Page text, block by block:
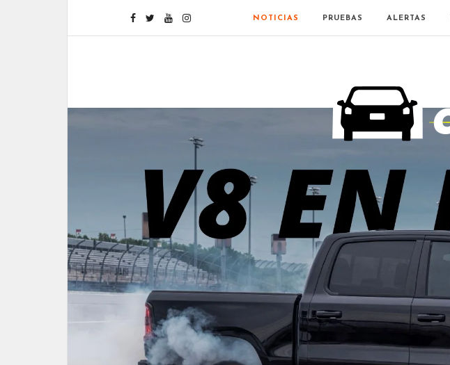
NOTICIAS PRUEBAS ALERTAS